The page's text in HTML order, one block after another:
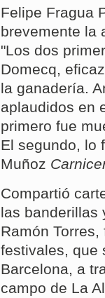
Felipe Fragua
brevemente la
"Los dos
Domecq,
la ganadería.
aplaudidos en
primero fue
El segundo, lo
Muñoz
Compartió
las banderillas
Ramón
festivales, que
Barcelona, a
campo de La